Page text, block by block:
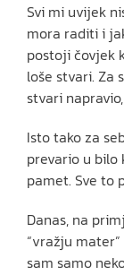
Svi mi uvijek
mora raditi i
postoji čovjek
loše stvari. Za
stvari
Isto tako za
prevario u bilo
pamet. Sve to
Danas, na
“vražju
sam samo